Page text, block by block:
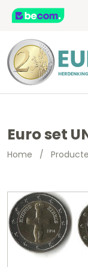
Euro set
Home /